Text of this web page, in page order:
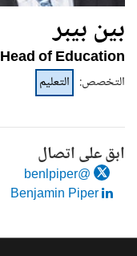
بين بيبر
Head of Education، مؤسسة بيل وميليندا غيتس
التخصص: التعليم
ابق على اتصال
@benlpiper